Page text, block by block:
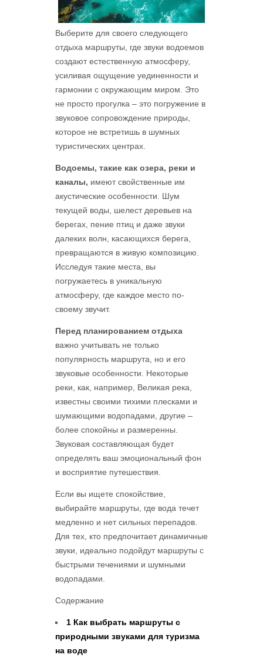
Выберите для своего следующего
отдыха маршруты, где звуки водоемов
создают естественную атмосферу,
усиливая ощущение уединенности и
гармонии с окружающим миром. Это
не просто прогулка – это погружение в
звуковое сопровождение природы,
которое не встретишь в шумных
туристических центрах.
Водоемы, такие как озера, реки и
каналы, имеют свойственные им
акустические особенности. Шум
текущей воды, шелест деревьев на
берегах, пение птиц и даже звуки
далеких волн, касающихся берега,
превращаются в живую композицию.
Исследуя такие места, вы
погружаетесь в уникальную
атмосферу, где каждое место по-
своему звучит.
Перед планированием отдыха
важно учитывать не только
популярность маршрута, но и его
звуковые особенности. Некоторые
реки, как, например, Великая река,
известны своими тихими плесками и
шумающими водопадами, другие –
более спокойны и размеренны.
Звуковая составляющая будет
определять ваш эмоциональный фон
и восприятие путешествия.
Если вы ищете спокойствие,
выбирайте маршруты, где вода течет
медленно и нет сильных перепадов.
Для тех, кто предпочитает динамичные
звуки, идеально подойдут маршруты с
быстрыми течениями и шумными
водопадами.
Содержание
1 Как выбрать маршруты с
природными звуками для туризма
на воде